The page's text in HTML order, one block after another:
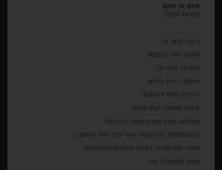
היום זה היום
ישראל 2024
בימוי: רועי נגן
הפקה: נעה בן משה
תסריט: רועי נגן
צילום: לי-ים פולמן
עריכה: סעיד דראושה
עיצוב פסקול: יובל קדוש
מוסיקה: טוקי שטרן ואיתי דן כרמלי
בהשתתפות: נבו קמחי, שירי נדב, רועי אחאבן
מקור: סם שפיגל ביה"ס לקולנוע ולטלוויזיה
הופק בתמיכת: אין